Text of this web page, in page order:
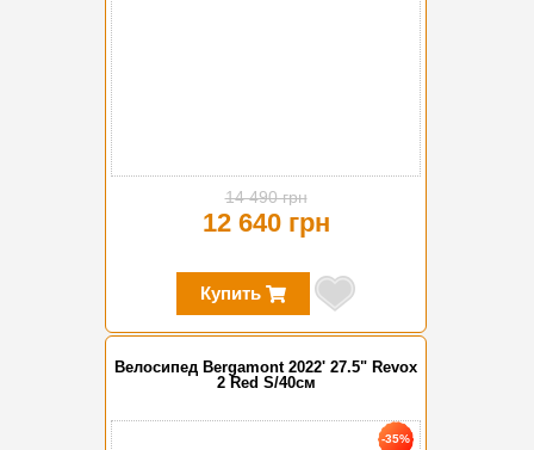
14 490 грн
12 640 грн
Купить
Велосипед Bergamont 2022' 27.5" Revox
2 Red S/40см
-35%